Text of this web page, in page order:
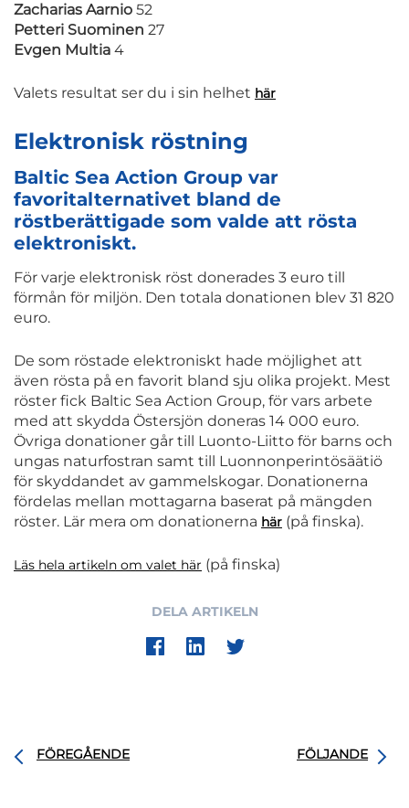
Zacharias Aarnio 52
Petteri Suominen 27
Evgen Multia 4
Valets resultat ser du i sin helhet här
Elektronisk röstning
Baltic Sea Action Group var
favoritalternativet bland de
röstberättigade som valde att rösta
elektroniskt.
För varje elektronisk röst donerades 3 euro till
förmån för miljön. Den totala donationen blev 31 820
euro.
De som röstade elektroniskt hade möjlighet att
även rösta på en favorit bland sju olika projekt. Mest
röster fick Baltic Sea Action Group, för vars arbete
med att skydda Östersjön doneras 14 000 euro.
Övriga donationer går till Luonto-Liitto för barns och
ungas naturfostran samt till Luonnonperintösäätiö
för skyddandet av gammelskogar. Donationerna
fördelas mellan mottagarna baserat på mängden
röster. Lär mera om donationerna här (på finska).
Läs hela artikeln om valet här (på finska)
DELA ARTIKELN
FÖREGÅENDE FÖLJANDE